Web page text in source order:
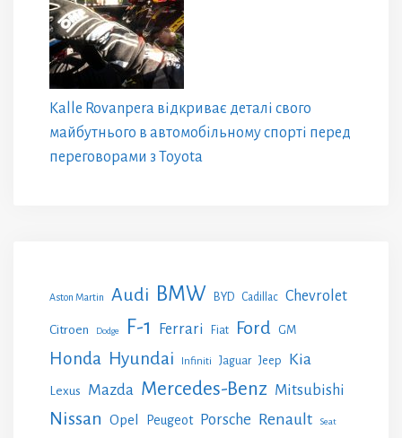
Kalle Rovanpera відкриває деталі свого
майбутнього в автомобільному спорті перед
переговорами з Toyota
Aston Martin Audi BMW BYD Cadillac Chevrolet
Citroen Dodge F-1 Ferrari Fiat Ford GM
Honda Hyundai Infiniti Jaguar Jeep Kia
Lexus Mazda Mercedes-Benz Mitsubishi
Nissan Opel Peugeot Porsche Renault Seat